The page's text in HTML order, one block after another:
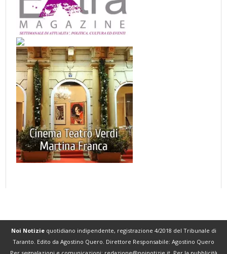
Noi Notiziequotidiano indipendente, registrazione 4/2018 del Tribunale di
Taranto. Edito da Agostino Quero. Direttore Responsabile: Agostino Quero